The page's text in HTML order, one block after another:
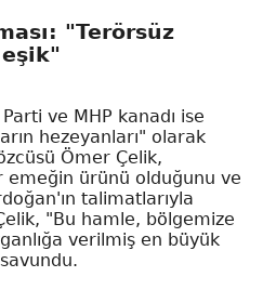
"Terörsüz
ve MHP kanadı ise
hezeyanları" olarak
Ömer Çelik,
emeğin ürünü olduğunu ve
talimatlarıyla
"Bu hamle, bölgemize
verilmiş en büyük